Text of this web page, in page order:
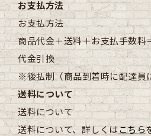
お支払方法
お支払方法
商品代金＋送料＋お支払手数料
代金引換
※後払制（商品到着時に配達員
送料について
送料について
送料について、詳しくはこちら